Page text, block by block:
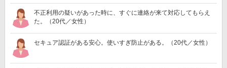
不正利用の疑いがあった時に、すぐに連絡が来て対応してもらえ
た。（20代／女性）
セキュア認証がある安心。使いすぎ防止がある。（20代／女性）